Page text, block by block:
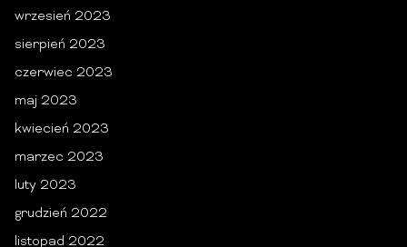
wrzesień 2023
sierpień 2023
czerwiec 2023
maj 2023
kwiecień 2023
marzec 2023
luty 2023
grudzień 2022
listopad 2022